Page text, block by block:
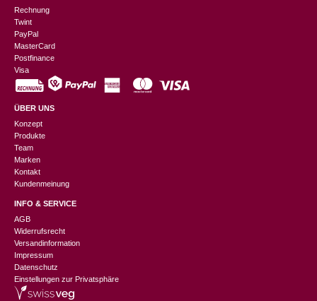
Rechnung
Twint
PayPal
MasterCard
Postfinance
Visa
ÜBER UNS
Konzept
Produkte
Team
Marken
Kontakt
Kundenmeinung
INFO & SERVICE
AGB
Widerrufsrecht
Versandinformation
Impressum
Datenschutz
Einstellungen zur Privatsphäre